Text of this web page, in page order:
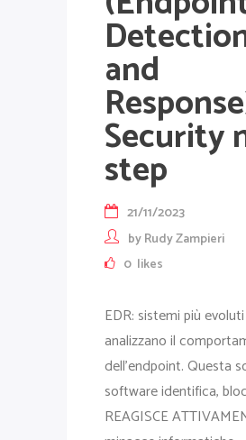
and
Security
step
21/11/2023
byRudy Zampieri
0 likes
EDR: sistemi più
analizzano il
dell'endpoint. Questa
software identifica,
REAGISCE